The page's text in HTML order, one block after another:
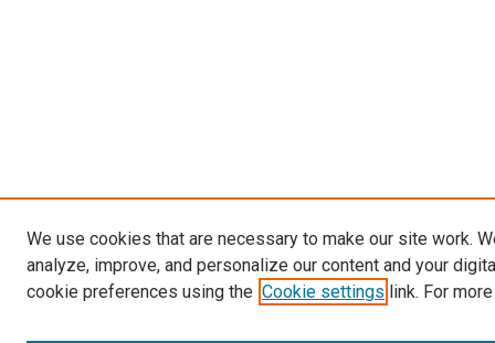
We use cookies that are necessary to make our site work.
analyze, improve, and personalize our content and your
cookie preferences using the Cookie settings link. For